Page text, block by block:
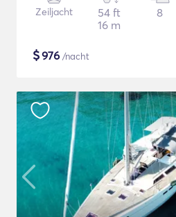
Zeiljacht
54 ft
16 m
8
$976 /nacht